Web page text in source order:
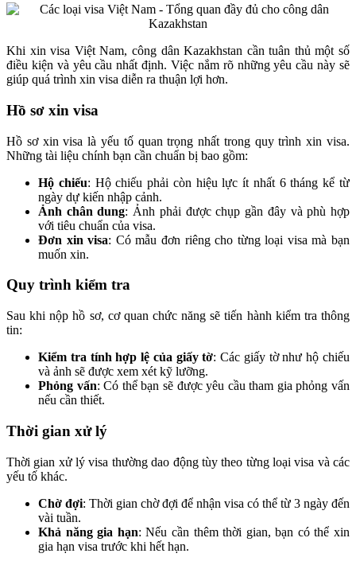
Khi xin visa Việt Nam, công dân Kazakhstan cần tuân thủ một số
điều kiện và yêu cầu nhất định. Việc nắm rõ những yêu cầu này sẽ
giúp quá trình xin visa diễn ra thuận lợi hơn.
Hồ sơ xin visa
Hồ sơ xin visa là yếu tố quan trọng nhất trong quy trình xin visa.
Những tài liệu chính bạn cần chuẩn bị bao gồm:
Hộ chiếu: Hộ chiếu phải còn hiệu lực ít nhất 6 tháng kể từ
ngày dự kiến nhập cảnh.
Ảnh chân dung: Ảnh phải được chụp gần đây và phù hợp
với tiêu chuẩn của visa.
Đơn xin visa: Có mẫu đơn riêng cho từng loại visa mà bạn
muốn xin.
Quy trình kiểm tra
Sau khi nộp hồ sơ, cơ quan chức năng sẽ tiến hành kiểm tra thông
tin:
Kiểm tra tính hợp lệ của giấy tờ: Các giấy tờ như hộ chiếu
và ảnh sẽ được xem xét kỹ lưỡng.
Phỏng vấn: Có thể bạn sẽ được yêu cầu tham gia phỏng vấn
nếu cần thiết.
Thời gian xử lý
Thời gian xử lý visa thường dao động tùy theo từng loại visa và các
yếu tố khác.
Chờ đợi: Thời gian chờ đợi để nhận visa có thể từ 3 ngày đến
vài tuần.
Khả năng gia hạn: Nếu cần thêm thời gian, bạn có thể xin
gia hạn visa trước khi hết hạn.